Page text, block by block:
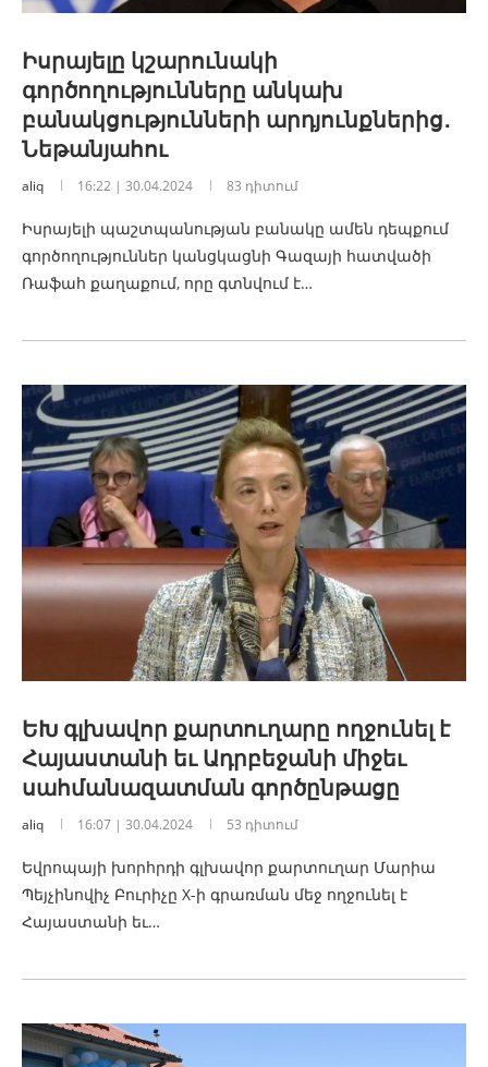
Իսրայելը կշարունակի
գործողությունները անկախ
բանակցությունների արդյունքներից․
Նեթանյահու
aliq 16:22 | 30.04.2024 83 դիտում
Իսրայելի պաշտպանության բանակը ամեն դեպքում
գործողություններ կանցկացնի Գազայի հատվածի
Ռաֆահ քաղաքում, որը գտնվում է…
ԵԽ գլխավոր քարտուղարը ողջունել է
Հայաստանի եւ Ադրբեջանի միջեւ
սահմանազատման գործընթացը
aliq 16:07 | 30.04.2024 53 դիտում
Եվրոպայի խորհրդի գլխավոր քարտուղար Մարիա
Պեյչինովիչ Բուրիչը X-ի գրառման մեջ ողջունել է
Հայաստանի եւ…